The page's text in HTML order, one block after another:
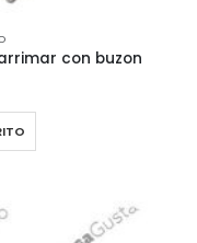
con buzon